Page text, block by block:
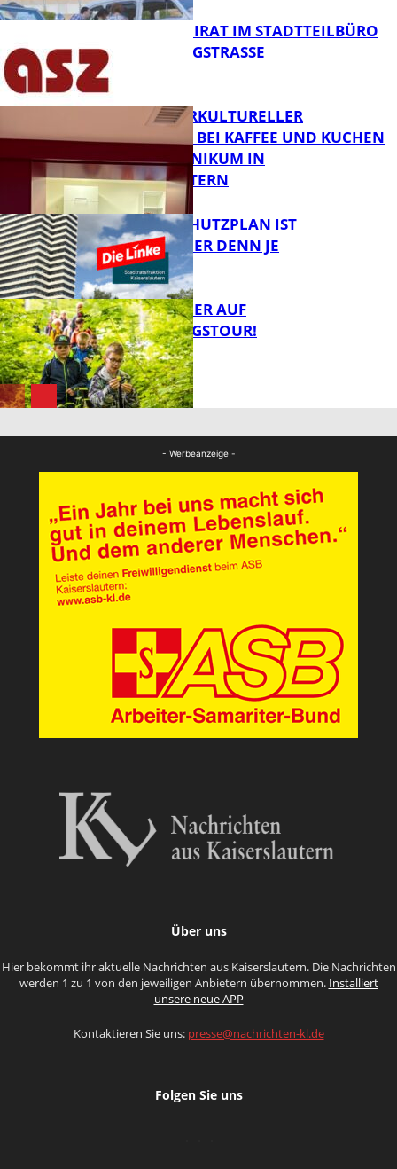
FB News
FB News
SENIORENBEIRAT IM STADTTEILBÜRO
IN DER KÖNIGSTRASSE
FB Gesundheit
NEUER INTERKULTURELLER
TREFFPUNKT BEI KAFFEE UND KUCHEN
IM PFALZKLINIKUM IN
KAISERSLAUTERN
FB News
EIN HITZESCHUTZPLAN IST
NOTWENDIGER DENN JE
MIT DEM JÄGER AUF
ENTDECKUNGSTOUR!
- Werbeanzeige -
Über uns
Hier bekommt ihr aktuelle Nachrichten aus Kaiserslautern. Die Nachrichten
werden 1 zu 1 von den jeweiligen Anbietern übernommen. Installiert
unsere neue APP
Kontaktieren Sie uns: presse@nachrichten-kl.de
Folgen Sie uns